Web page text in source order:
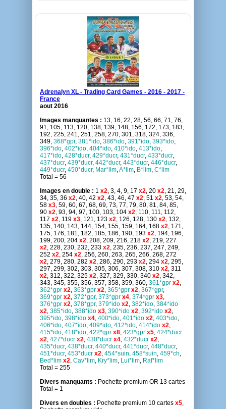
Adrenalyn XL - Trading Card Games - 2016 - 2017 -
France
aout 2016
Images manquantes : 13, 16, 22, 28, 56, 66, 71, 76,
91, 105, 113, 120, 138, 139, 148, 156, 172, 173, 183,
192, 225, 241, 251, 258, 270, 301, 318, 324, 336,
349, 368*gpr, 381*ido, 386*ido, 391*ido, 393*ido,
396*ido, 402*ido, 404*ido, 410*ido, 413*ido,
417*ido, 428*ducr, 429*ducr, 431*ducr, 433*ducr,
437*ducr, 439*ducr, 442*ducr, 443*ducr, 446*ducr,
449*ducr, 450*ducr, Mar*lim,A*lim, B*lim, C*lim
Total = 56
Images en double : 1 x2, 3, 4, 9, 17 x2, 20 x2, 21, 29,
34, 35, 36 x2, 40, 42 x2, 43, 46, 47 x2, 51 x2, 53, 54,
58 x3, 59, 60, 67, 68, 69, 73, 77, 79, 80, 81, 84, 85,
90 x2, 93, 94, 97, 100, 103, 104 x2, 110, 111, 112,
117 x2, 119 x3, 121, 123 x2, 126, 128, 130 x2, 132,
135, 140, 143, 144, 154, 155, 159, 164, 168 x2, 171,
175, 176, 181, 182, 185, 186, 190, 193 x2, 194, 196,
199, 200, 204 x2, 208, 209, 216, 218 x2, 219, 227
x2, 228, 230, 232, 233 x2, 235, 236, 237, 247, 249,
252 x2, 254 x2, 256, 260, 263, 265, 266, 268, 272
x2, 279, 280, 282 x2, 286, 290, 293 x2, 294 x2, 295,
297, 299, 302, 303, 305, 306, 307, 308, 310 x2, 311
x2, 312, 322, 325 x2, 327, 329, 330, 340 x2, 342,
343, 345, 355, 356, 357, 358, 359, 360, 361*gpr x2,
362*gpr x2, 363*gpr x2, 365*gpr x2, 367*gpr,
369*gpr x2, 372*gpr, 373*gpr x4, 374*gpr x3,
376*gpr x2, 378*gpr, 379*ido x2, 382*ido, 384*ido
x2, 385*ido, 388*ido x3, 390*ido x2, 392*ido x2,
395*ido, 398*ido x4, 400*ido, 401*ido x2, 403*ido,
406*ido, 407*ido, 409*ido, 412*ido, 414*ido x2,
415*ido, 418*ido, 422*gpr x8, 423*gpr x5, 424*ducr
x2, 427*ducr x2, 430*ducr x4, 432*ducr x2,
435*ducr, 438*ducr, 440*ducr, 441*ducr, 448*ducr,
451*ducr, 453*ducr x2, 454*suin, 458*suin, 459*ch,
Bed*lim x2, Cav*lim, Kry*lim, Lui*lim, Raf*lim
Total = 255
Divers manquants : Pochette premium OR 13 cartes
Total = 1
Divers en doubles : Pochette premium 10 cartes x5,